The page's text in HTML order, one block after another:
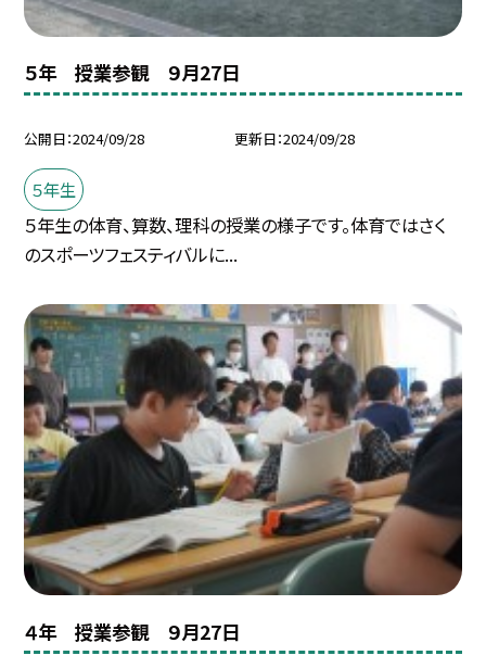
５年 授業参観 ９月27日
公開日 2024/09/28 更新日 2024/09/28
５年生
５年生の体育、算数、理科の授業の様子です。体育ではさく
のスポーツフェスティバルに...
４年 授業参観 ９月27日